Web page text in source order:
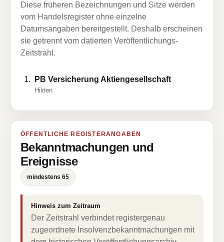
Diese früheren Bezeichnungen und Sitze werden
vom Handelsregister ohne einzelne
Datumsangaben bereitgestellt. Deshalb erscheinen
sie getrennt vom datierten Veröffentlichungs-
Zeitstrahl.
PB Versicherung Aktiengesellschaft
Hilden
ÖFFENTLICHE REGISTERANGABEN
Bekanntmachungen und
Ereignisse
mindestens 65
Hinweis zum Zeitraum
Der Zeitstrahl verbindet registergenau
zugeordnete Insolvenzbekanntmachungen mit